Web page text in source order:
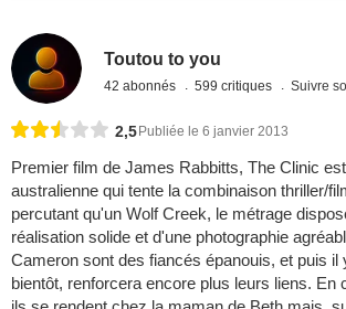
Toutou to you
42 abonnés 599 critiques Suivre
2,5 Publiée le 6 janvier 2013
Premier film de James Rabbitts, The Clinic
australienne qui tente la combinaison thriller/
percutant qu'un Wolf Creek, le métrage
réalisation solide et d'une photographie
Cameron sont des fiancés épanouis, et puis il
bientôt, renforcera encore plus leurs liens. En